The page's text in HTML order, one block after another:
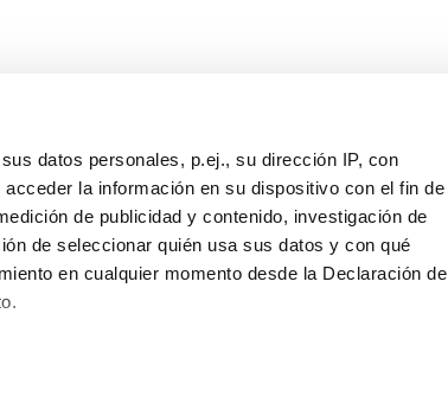
datos personales, p.ej., su dirección IP, con
la información en su dispositivo con el fin de
de publicidad y contenido, investigación de
de seleccionar quién usa sus datos y con qué
en cualquier momento desde la Declaración de